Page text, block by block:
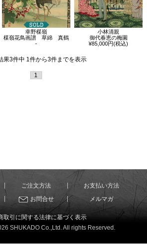
幸野楳嶺
楳嶺花鳥画譜 草綿 真鶴
-
小林清親
御代春恵の梅園
¥85,000円(税込)
果3件中 1件から3件までを表示
1
ご注文方法
お支払い方法
お問合せ メルマガ
取引に関する法律に基づく表示
SHUKADO Co.,Ltd. All rights Reserved.